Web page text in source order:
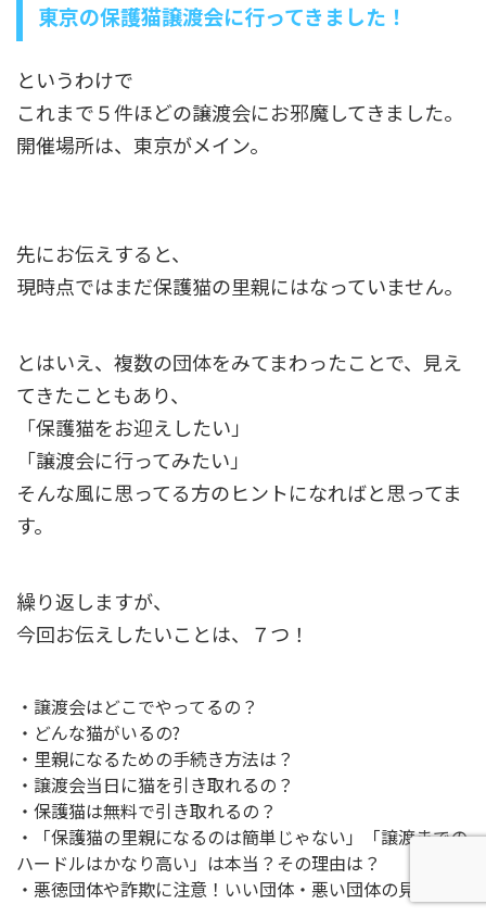
東京の保護猫譲渡会に行ってきました！
というわけで
これまで５件ほどの譲渡会にお邪魔してきました。
開催場所は、東京がメイン。
先にお伝えすると、
現時点ではまだ保護猫の里親にはなっていません。
とはいえ、複数の団体をみてまわったことで、見え
てきたこともあり、
「保護猫をお迎えしたい」
「譲渡会に行ってみたい」
そんな風に思ってる方のヒントになればと思ってま
す。
繰り返しますが、
今回お伝えしたいことは、７つ！
・譲渡会はどこでやってるの？
・どんな猫がいるの?
・里親になるための手続き方法は？
・譲渡会当日に猫を引き取れるの？
・保護猫は無料で引き取れるの？
・「保護猫の里親になるのは簡単じゃない」「譲渡までの
ハードルはかなり高い」は本当？その理由は？
・悪徳団体や詐欺に注意！いい団体・悪い団体の見分け方